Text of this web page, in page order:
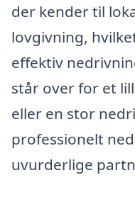
der kender til
lovgivning,
effektiv
står over for et
eller en stor
professionelt
uvurderlige